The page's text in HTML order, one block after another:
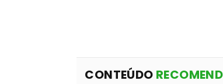
CONTEÚDO